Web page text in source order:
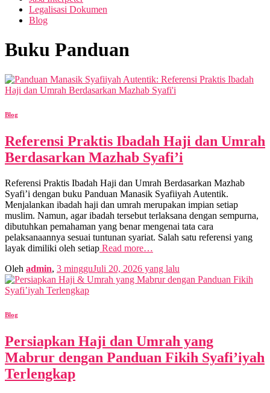
Legalisasi Dokumen
Blog
Buku Panduan
Blog
Referensi Praktis Ibadah Haji dan Umrah
Berdasarkan Mazhab Syafi’i
Referensi Praktis Ibadah Haji dan Umrah Berdasarkan Mazhab
Syafi’i dengan buku Panduan Manasik Syafiiyah Autentik.
Menjalankan ibadah haji dan umrah merupakan impian setiap
muslim. Namun, agar ibadah tersebut terlaksana dengan sempurna,
dibutuhkan pemahaman yang benar mengenai tata cara
pelaksanaannya sesuai tuntunan syariat. Salah satu referensi yang
layak dimiliki oleh setiap Read more…
Oleh admin, 3 mingguJuli 20, 2026 yang lalu
Blog
Persiapkan Haji dan Umrah yang
Mabrur dengan Panduan Fikih Syafi’iyah
Terlengkap